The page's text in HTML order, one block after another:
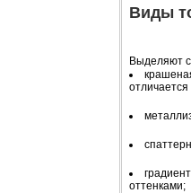
Виды
Выделяют
оттенками;